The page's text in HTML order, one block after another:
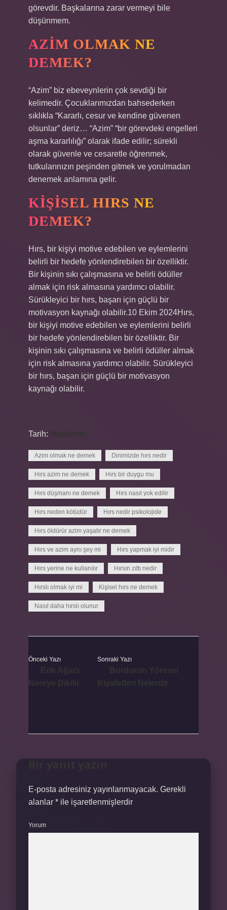
görevdir. Başkalarına zarar vermeyi bile
düşünmem.
AZIM OLMAK NE
DEMEK?
“Azim” biz ebeveynlerin çok sevdiği bir
kelimedir. Çocuklarımızdan bahsederken
sıklıkla “Kararlı, cesur ve kendine güvenen
olsunlar” deriz… “Azim” “bir görevdeki engelleri
aşma kararlılığı” olarak ifade edilir; sürekli
olarak güvenle ve cesaretle öğrenmek,
tutkularınızın peşinden gitmek ve yorulmadan
denemek anlamına gelir.
KIŞISEL HIRS NE
DEMEK?
Hırs, bir kişiyi motive edebilen ve eylemlerini
belirli bir hedefe yönlendirebilen bir özelliktir.
Bir kişinin sıkı çalışmasına ve belirli ödüller
almak için risk almasına yardımcı olabilir.
Sürükleyici bir hırs, başarı için güçlü bir
motivasyon kaynağı olabilir.10 Ekim 2024Hırs,
bir kişiyi motive edebilen ve eylemlerini belirli
bir hedefe yönlendirebilen bir özelliktir. Bir
kişinin sıkı çalışmasına ve belirli ödüller almak
için risk almasına yardımcı olabilir. Sürükleyici
bir hırs, başarı için güçlü bir motivasyon
kaynağı olabilir.
Tarih:
Azim olmak ne demek Dinimizde hırs nedir
Hırs azim ne demek Hırs bir duygu mu
Hırs düşmanı ne demek Hırs nasıl yok edilir
Hırs neden kötüdür Hırs nedir psikolojide
Hırs öldürür azim yaşatır ne demek
Hırs ve azim aynı şey mi Hırs yapmak iyi midir
Hırs yerine ne kullanılır Hırsın zıttı nedir
Hırslı olmak iyi mi Kişisel hırs ne demek
Nasıl daha hırslı olunur
Önceki Yazı Sonraki Yazı
E-posta adresiniz yayınlanmayacak. Gerekli
alanlar * ile işaretlenmişlerdir
Yorum